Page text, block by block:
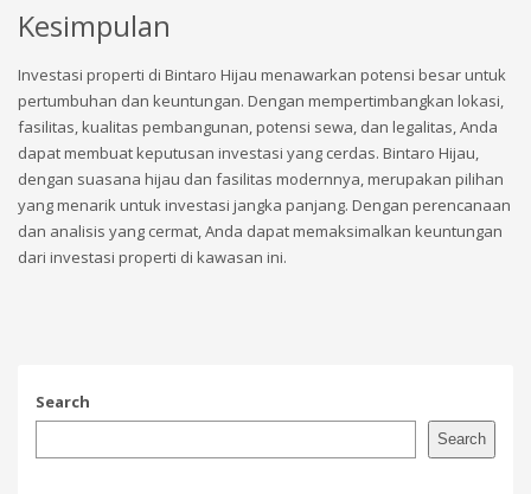
Kesimpulan
Investasi properti di Bintaro Hijau menawarkan potensi besar untuk
pertumbuhan dan keuntungan. Dengan mempertimbangkan lokasi,
fasilitas, kualitas pembangunan, potensi sewa, dan legalitas, Anda
dapat membuat keputusan investasi yang cerdas. Bintaro Hijau,
dengan suasana hijau dan fasilitas modernnya, merupakan pilihan
yang menarik untuk investasi jangka panjang. Dengan perencanaan
dan analisis yang cermat, Anda dapat memaksimalkan keuntungan
dari investasi properti di kawasan ini.
Search
Search